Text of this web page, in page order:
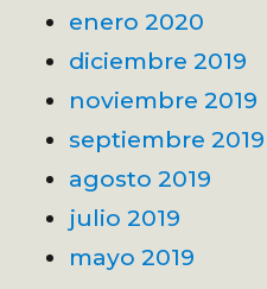
enero 2020
diciembre 2019
noviembre 2019
septiembre 2019
agosto 2019
julio 2019
mayo 2019